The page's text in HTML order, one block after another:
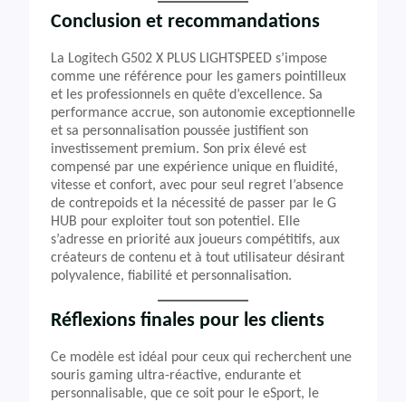
Conclusion et recommandations
La Logitech G502 X PLUS LIGHTSPEED s’impose
comme une référence pour les gamers pointilleux
et les professionnels en quête d’excellence. Sa
performance accrue, son autonomie exceptionnelle
et sa personnalisation poussée justifient son
investissement premium. Son prix élevé est
compensé par une expérience unique en fluidité,
vitesse et confort, avec pour seul regret l’absence
de contrepoids et la nécessité de passer par le G
HUB pour exploiter tout son potentiel. Elle
s’adresse en priorité aux joueurs compétitifs, aux
créateurs de contenu et à tout utilisateur désirant
polyvalence, fiabilité et personnalisation.
Réflexions finales pour les clients
Ce modèle est idéal pour ceux qui recherchent une
souris gaming ultra-réactive, endurante et
personnalisable, que ce soit pour le eSport, le